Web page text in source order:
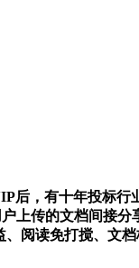
，有十年投标行
上传的文档间接
阅读免打搅、文